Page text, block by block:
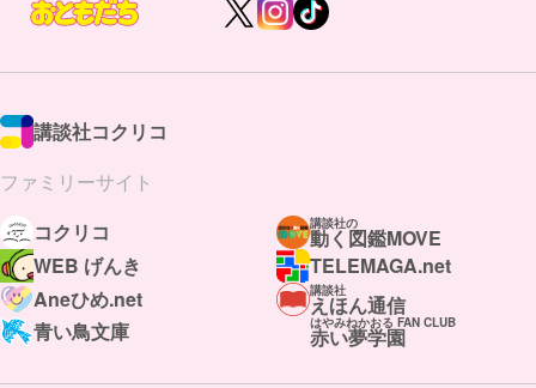
講談社コクリコ
ファミリーサイト
コクリコ
講談社の
動く図鑑MOVE
WEB げんき
TELEMAGA.net
Aneひめ.net
講談社
えほん通信
青い鳥文庫
はやみねかおる FAN CLUB
赤い夢学園